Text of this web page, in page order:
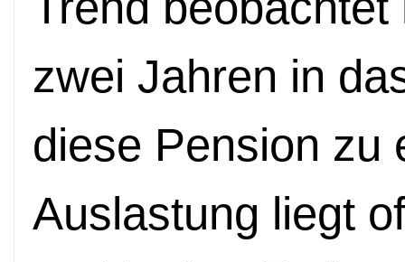
zwei Jahren in
diese Pension zu
Auslastung liegt